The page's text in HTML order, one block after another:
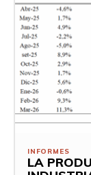
INFORMES
LA